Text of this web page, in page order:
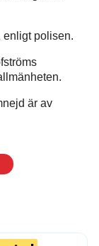
enligt polisen.
är av